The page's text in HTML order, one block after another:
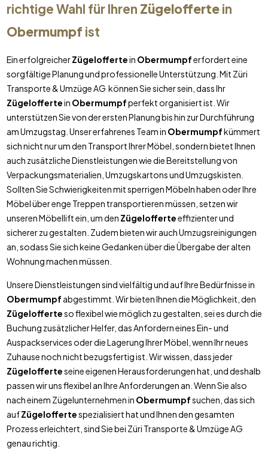
richtige Wahl für Ihren Zügeloffertein
Obermumpf ist
Ein erfolgreicherZügeloffertein Obermumpferfordert eine
sorgfältige Planung und professionelle Unterstützung. Mit Züri
Transporte & Umzüge AG können Sie sicher sein, dass Ihr
Zügeloffertein Obermumpfperfekt organisiert ist. Wir
unterstützen Sie von der ersten Planung bis hin zur Durchführung
am Umzugstag. Unser erfahrenes Team in Obermumpfkümmert
sich nicht nur um den Transport Ihrer Möbel, sondern bietet Ihnen
auch zusätzliche Dienstleistungen wie die Bereitstellung von
Verpackungsmaterialien, Umzugskartons und Umzugskisten.
Sollten Sie Schwierigkeiten mit sperrigen Möbeln haben oder Ihre
Möbel über enge Treppen transportieren müssen, setzen wir
unseren Möbellift ein, um den Zügelofferteeffizienter und
sicherer zu gestalten. Zudem bieten wir auch Umzugsreinigungen
an, sodass Sie sich keine Gedanken über die Übergabe der alten
Wohnung machen müssen.
Unsere Dienstleistungen sind vielfältig und auf Ihre Bedürfnisse in
Obermumpf abgestimmt. Wir bieten Ihnen die Möglichkeit, den
Zügelofferteso flexibel wie möglich zu gestalten, sei es durch die
Buchung zusätzlicher Helfer, das Anfordern eines Ein- und
Auspackservices oder die Lagerung Ihrer Möbel, wenn Ihr neues
Zuhause noch nicht bezugsfertig ist. Wir wissen, dass jeder
Zügelofferteseine eigenen Herausforderungen hat, und deshalb
passen wir uns flexibel an Ihre Anforderungen an. Wenn Sie also
nach einem Zügelunternehmen in Obermumpfsuchen, das sich
aufZügeloffertespezialisiert hat und Ihnen den gesamten
Prozess erleichtert, sind Sie bei Züri Transporte & Umzüge AG
genau richtig.